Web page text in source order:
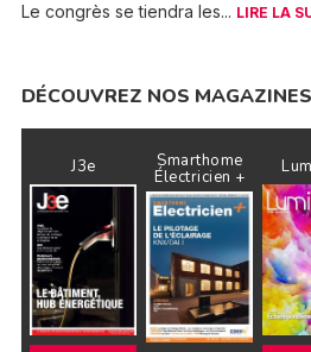
Le congrès se tiendra les... LIRE LA
DÉCOUVREZ NOS MAGAZINES
J3e Smarthome
Électricien +